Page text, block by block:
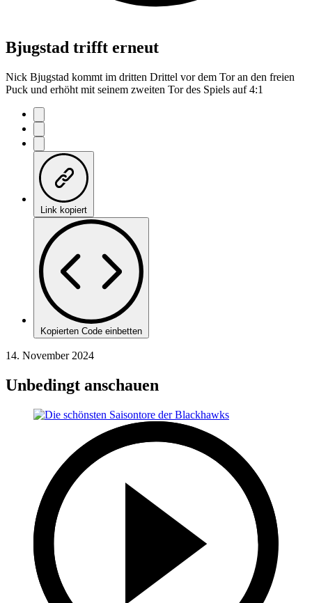
Bjugstad trifft erneut
Nick Bjugstad kommt im dritten Drittel vor dem Tor an den freien
Puck und erhöht mit seinem zweiten Tor des Spiels auf 4:1
Link kopiert
Kopierten Code einbetten
14. November 2024
Unbedingt anschauen